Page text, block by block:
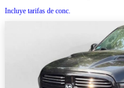
Incluye tarifas de conc.